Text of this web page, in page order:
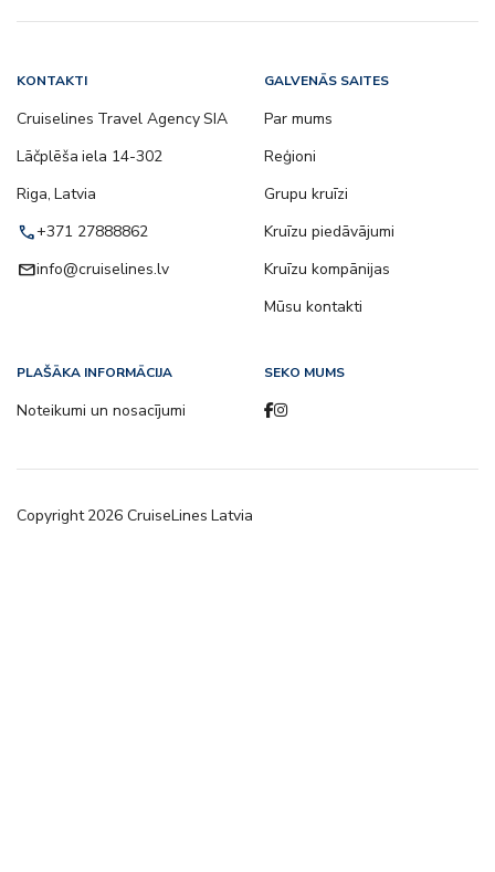
KONTAKTI
Cruiselines Travel Agency SIA
Lāčplēša iela 14-302
Riga, Latvia
call+371 27888862
emailinfo@cruiselines.lv
GALVENĀS SAITES
Par mums
Reģioni
Grupu kruīzi
Kruīzu piedāvājumi
Kruīzu kompānijas
Mūsu kontakti
PLAŠĀKA INFORMĀCIJA
Noteikumi un nosacījumi
SEKO MUMS
Copyright2026 CruiseLines Latvia